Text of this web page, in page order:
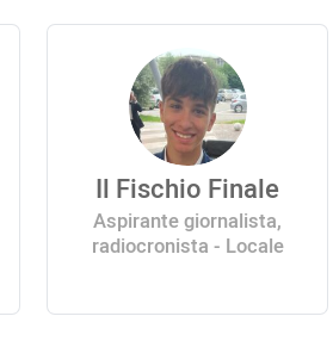
Il Fischio Finale
Aspirante giornalista,
radiocronista - Locale